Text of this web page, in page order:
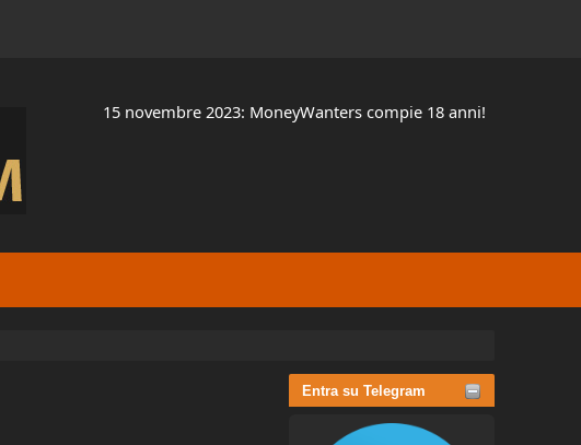
15 novembre 2023: MoneyWanters compie 18 anni!
Entra su Telegram